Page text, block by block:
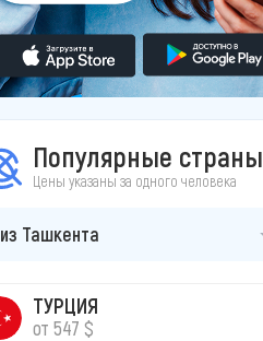
Популярные страны
Цены указаны за одного человека
из Ташкента
ТУРЦИЯ
от 547 $